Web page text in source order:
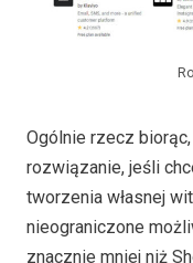
Ogólnie rzecz
rozwiązanie, jeśli
tworzenia własnej
nieograniczone
znacznie mniej niż